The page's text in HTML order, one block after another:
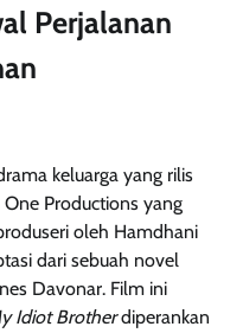
Perjalanan
keluarga yang rilis
Productions yang
oleh Hamdhani
dari sebuah novel
Davonar. Film ini
Idiot Brotherdiperankan